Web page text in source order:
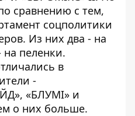
сравнению с тем,
соцполитики
Из них два - на
пеленки.
в
-
«БЛУМІ» и
о них больше.